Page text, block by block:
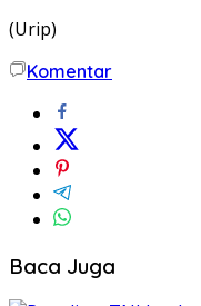
(Urip)
Komentar
Baca Juga